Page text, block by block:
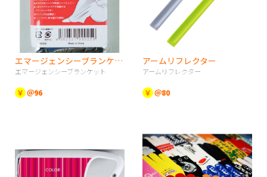
エマージェンシーブランケット
エマージェンシーブランケット
￥ ＠96
アームリフレクター
アームリフレクター
￥ ＠80